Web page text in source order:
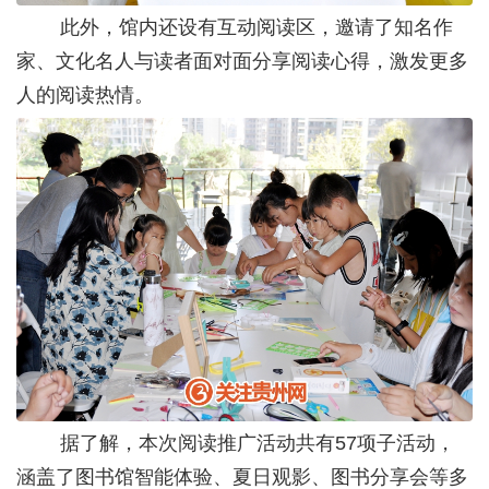
此外，馆内还设有互动阅读区，邀请了知名作
家、文化名人与读者面对面分享阅读心得，激发更多
人的阅读热情。
据了解，本次阅读推广活动共有57项子活动，
涵盖了图书馆智能体验、夏日观影、图书分享会等多